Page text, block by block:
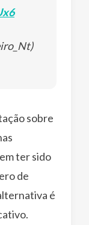
sobre
ter sido
de
é